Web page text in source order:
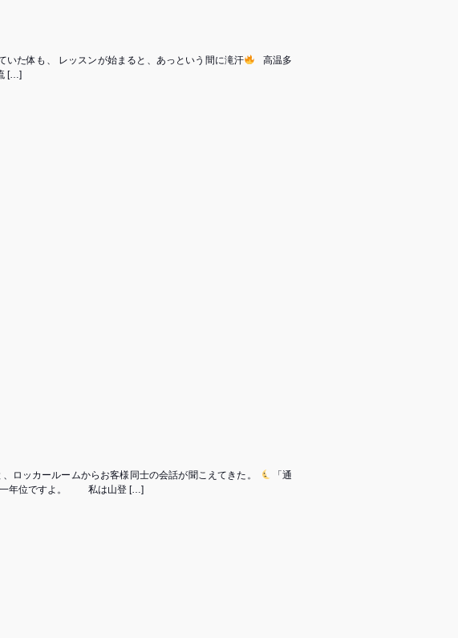
いた体も、 レッスンが始まると、あっという間に滝汗
⁡ ⁡ 高温多
[…]
ロッカールームからお客様同士の会話が聞こえてきた。
「通
一年位ですよ。 私は山登 […]